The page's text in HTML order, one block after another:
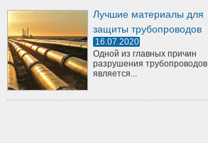
Лучшие материалы для
защиты трубопроводов
16.07.2020
Одной из главных причин
разрушения трубопроводов
является...